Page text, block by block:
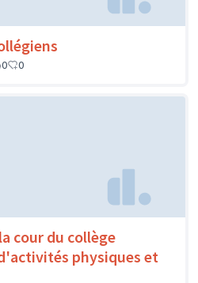
0 0
cour du collège
physiques et